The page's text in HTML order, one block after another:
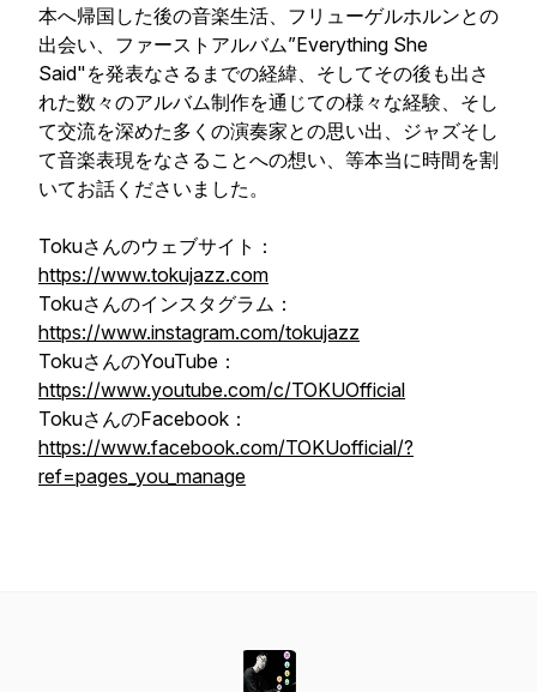
本へ帰国した後の音楽生活、フリューゲルホルンとの
出会い、ファーストアルバム”Everything She
Said"を発表なさるまでの経緯、そしてその後も出さ
れた数々のアルバム制作を通じての様々な経験、そし
て交流を深めた多くの演奏家との思い出、ジャズそし
て音楽表現をなさることへの想い、等本当に時間を割
いてお話くださいました。
Tokuさんのウェブサイト：
https://www.tokujazz.com
Tokuさんのインスタグラム：
https://www.instagram.com/tokujazz
TokuさんのYouTube：
https://www.youtube.com/c/TOKUOfficial
TokuさんのFacebook：
https://www.facebook.com/TOKUofficial/?
ref=pages_you_manage